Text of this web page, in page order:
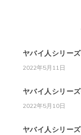
ヤバイ人シリー
2022年5月11日
ヤバイ人シリー
2022年5月10日
ヤバイ人シリー